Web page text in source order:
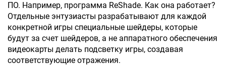
ПО. Например, программа ReShade. Как она работает?
Отдельные энтузиасты разрабатывают для каждой
конкретной игры специальные шейдеры, которые
будут за счет шейдеров, а не аппаратного обеспечения
видеокарты делать подсветку игры, создавая
соответствующие отражения.